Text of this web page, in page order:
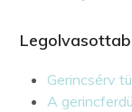
Gerincsérv
A